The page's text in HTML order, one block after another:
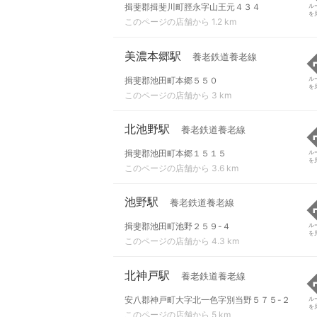
揖斐郡揖斐川町脛永字山王元４３４
このページの店舗から 1.2 km
ル
を
美濃本郷駅 養老鉄道養老線
揖斐郡池田町本郷５５０
このページの店舗から 3 km
ル
を
北池野駅 養老鉄道養老線
揖斐郡池田町本郷１５１５
このページの店舗から 3.6 km
ル
を
池野駅 養老鉄道養老線
揖斐郡池田町池野２５９-４
このページの店舗から 4.3 km
ル
を
北神戸駅 養老鉄道養老線
安八郡神戸町大字北一色字別当野５７５-２
このページの店舗から 5 km
ル
を